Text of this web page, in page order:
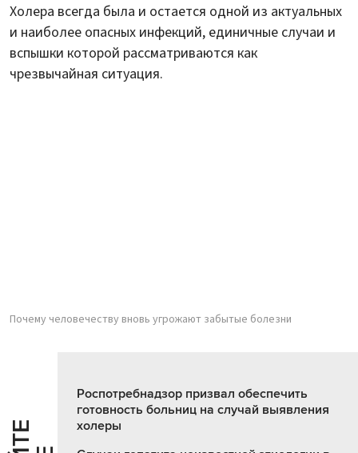
Холера всегда была и остается одной из актуальных
и наиболее опасных инфекций, единичные случаи и
вспышки которой рассматриваются как
чрезвычайная ситуация.
Почему человечеству вновь угрожают забытые болезни
Роспотребнадзор призвал обеспечить
готовность больниц на случай выявления
холеры